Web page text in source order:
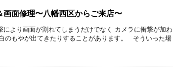
面修理〜八幡西区からご来店〜
により画面が割れてしまうだけでなく カメラに衝撃が加わ
のもやが出てきたりすることがあります。 そういった場